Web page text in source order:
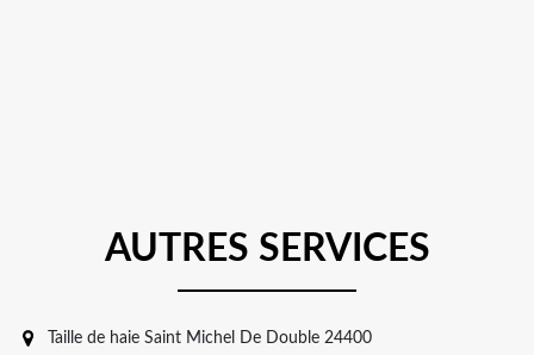
AUTRES SERVICES
Taille de haie Saint Michel De Double 24400